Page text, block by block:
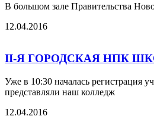
В большом зале Правительства
12.04.2016
II-Я ГОРОДСКАЯ НПК
Уже в 10:30 началась регистрация
представляли наш колледж
12.04.2016